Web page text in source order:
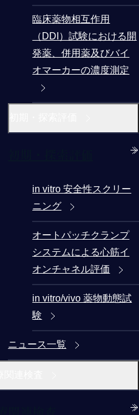
臨床薬物相互作用
（DDI）試験における開
発薬、併用薬及びバイ
オマーカーの濃度測定
in vitro 安全性スクリー
ニング
オートパッチクランプ
システムによる心筋イ
オンチャネル評価
in vitro/vivo 薬物動態試
験
ニュース一覧